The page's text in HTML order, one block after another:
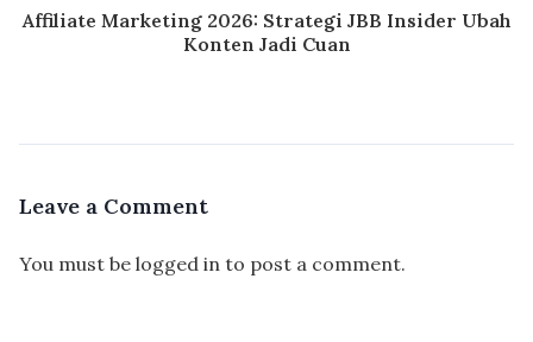
Affiliate Marketing 2026: Strategi JBB Insider Ubah
Konten Jadi Cuan
Leave a Comment
You must be logged in to post a comment.